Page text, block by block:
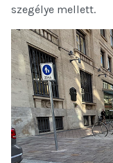
szegélye mellett.